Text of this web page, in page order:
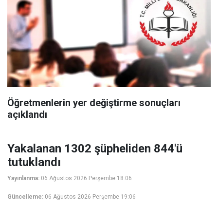
Öğretmenlerin yer değiştirme sonuçları
açıklandı
Yakalanan 1302 şüpheliden 844'ü
tutuklandı
Yayınlanma: 06 Ağustos 2026 Perşembe 18:06
Güncelleme: 06 Ağustos 2026 Perşembe 19:06